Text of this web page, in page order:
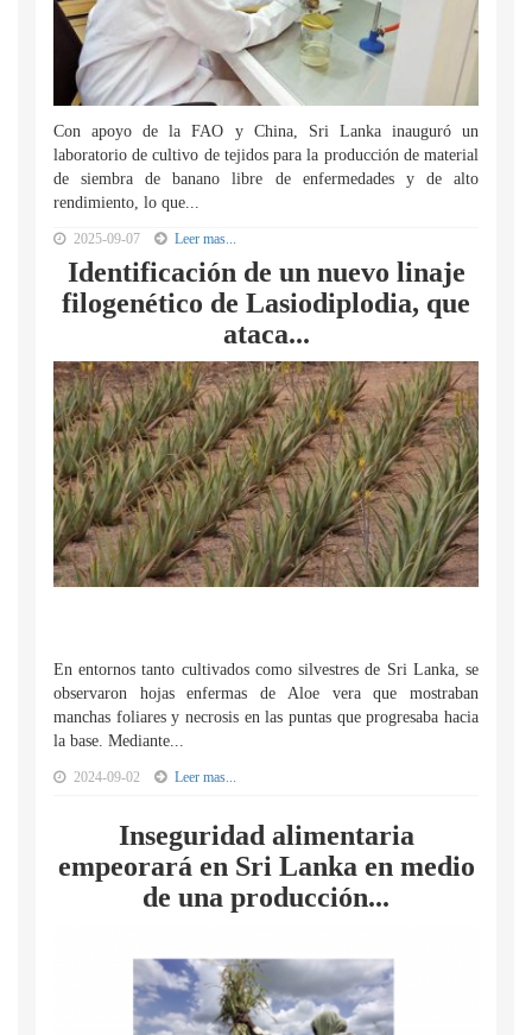
Con apoyo de la FAO y China, Sri Lanka inauguró un
laboratorio de cultivo de tejidos para la producción de material
de siembra de banano libre de enfermedades y de alto
rendimiento, lo que...
2025-09-07 Leer mas...
Identificación de un nuevo linaje
filogenético de Lasiodiplodia, que
ataca...
En entornos tanto cultivados como silvestres de Sri Lanka, se
observaron hojas enfermas de Aloe vera que mostraban
manchas foliares y necrosis en las puntas que progresaba hacia
la base. Mediante...
2024-09-02 Leer mas...
Inseguridad alimentaria
empeorará en Sri Lanka en medio
de una producción...